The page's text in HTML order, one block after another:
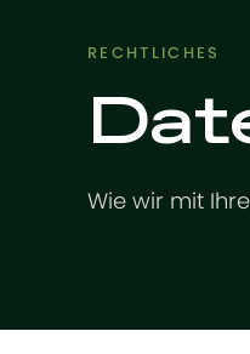
RECHTLICHES
Wie wir mit